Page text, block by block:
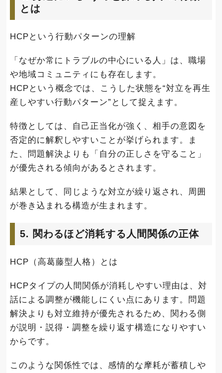
とは
HCPという行動パターンの理解
「なぜか常にトラブルの中心にいる人」は、職場
や地域コミュニティにも存在します。
HCPという概念では、こうした状態を“対立を再生
産しやすい行動パターン”として捉えます。
特徴としては、自己正当化が強く、相手の意図を
否定的に解釈しやすいことが挙げられます。ま
た、問題解決よりも「自分の正しさを守ること」
が優先される傾向があるとされます。
結果として、同じような対立が繰り返され、周囲
が巻き込まれる構造が生まれます。
5. 関わるほど消耗する人間関係の正体
HCP（高葛藤型人格）とは
HCPタイプの人間関係が消耗しやすい理由は、対
話による調整が機能しにくい点にあります。問題
解決よりも対立維持が優先されるため、関わる側
が説明・説得・調整を繰り返す構造になりやすい
からです。
このような関係性では、感情的な摩耗が蓄積しや